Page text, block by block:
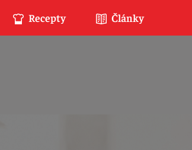
Recepty Články